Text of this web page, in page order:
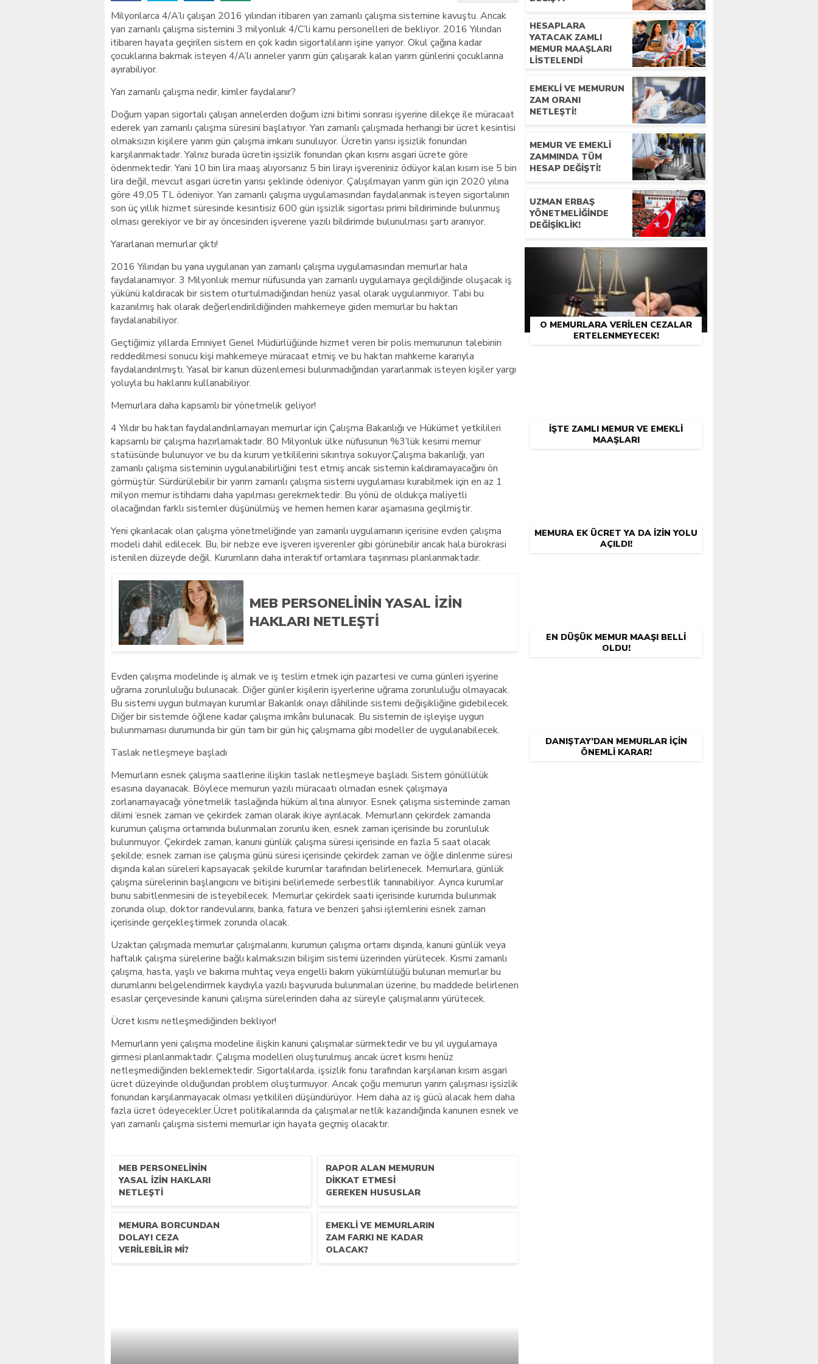
İstanbul’daki okullar için mescid talimatı
Milyonlarca 4/A’lı çalışan 2016 yılından itibaren yarı zamanlı çalışma sistemine kavuştu. Ancak
yarı zamanlı çalışma sistemini 3 milyonluk 4/C’li kamu personelleri de bekliyor. 2016 Yılından
itibaren hayata geçirilen sistem en çok kadın sigortalıların işine yarıyor. Okul çağına kadar
çocuklarına bakmak isteyen 4/A’lı anneler yarım gün çalışarak kalan yarım günlerini çocuklarına
ayırabiliyor.
Yarı zamanlı çalışma nedir, kimler faydalanır?
Doğum yapan sigortalı çalışan annelerden doğum izni bitimi sonrası işyerine dilekçe ile müracaat
ederek yarı zamanlı çalışma süresini başlatıyor. Yarı zamanlı çalışmada herhangi bir ücret kesintisi
olmaksızın kişilere yarım gün çalışma imkanı sunuluyor. Ücretin yarısı işsizlik fonundan
karşılanmaktadır. Yalnız burada ücretin işsizlik fonundan çıkan kısmı asgari ücrete göre
ödenmektedir. Yani 10 bin lira maaş alıyorsanız 5 bin lirayı işvereniniz ödüyor kalan kısım ise 5 bin
lira değil, mevcut asgari ücretin yarısı şeklinde ödeniyor. Çalışılmayan yarım gün için 2020 yılına
göre 49,05 TL ödeniyor. Yarı zamanlı çalışma uygulamasından faydalanmak isteyen sigortalının
son üç yıllık hizmet süresinde kesintisiz 600 gün işsizlik sigortası primi bildiriminde bulunmuş
olması gerekiyor ve bir ay öncesinden işverene yazılı bildirimde bulunulması şartı aranıyor.
Yararlanan memurlar çıktı!
2016 Yılından bu yana uygulanan yarı zamanlı çalışma uygulamasından memurlar hala
faydalanamıyor. 3 Milyonluk memur nüfusunda yarı zamanlı uygulamaya geçildiğinde oluşacak iş
yükünü kaldıracak bir sistem oturtulmadığından henüz yasal olarak uygulanmıyor. Tabi bu
kazanılmış hak olarak değerlendirildiğinden mahkemeye giden memurlar bu haktan
faydalanabiliyor.
Geçtiğimiz yıllarda Emniyet Genel Müdürlüğünde hizmet veren bir polis memurunun talebinin
reddedilmesi sonucu kişi mahkemeye müracaat etmiş ve bu haktan mahkeme kararıyla
faydalandırılmıştı. Yasal bir kanun düzenlemesi bulunmadığından yararlanmak isteyen kişiler yargı
yoluyla bu haklarını kullanabiliyor.
Memurlara daha kapsamlı bir yönetmelik geliyor!
4 Yıldır bu haktan faydalandırılamayan memurlar için Çalışma Bakanlığı ve Hükümet yetkilileri
kapsamlı bir çalışma hazırlamaktadır. 80 Milyonluk ülke nüfusunun %3’lük kesimi memur
statüsünde bulunuyor ve bu da kurum yetkililerini sıkıntıya sokuyor.Çalışma bakanlığı, yarı
zamanlı çalışma sisteminin uygulanabilirliğini test etmiş ancak sistemin kaldıramayacağını ön
görmüştür. Sürdürülebilir bir yarım zamanlı çalışma sistemi uygulaması kurabilmek için en az 1
milyon memur istihdamı daha yapılması gerekmektedir. Bu yönü de oldukça maliyetli
olacağından farklı sistemler düşünülmüş ve hemen hemen karar aşamasına geçilmiştir.
Yeni çıkarılacak olan çalışma yönetmeliğinde yarı zamanlı uygulamanın içerisine evden çalışma
modeli dahil edilecek. Bu, bir nebze eve işveren işverenler gibi görünebilir ancak hala bürokrasi
istenilen düzeyde değil. Kurumların daha interaktif ortamlara taşınması planlanmaktadır.
MEB PERSONELININ YASAL İZIN
HAKLARI NETLEŞTI
Evden çalışma modelinde iş almak ve iş teslim etmek için pazartesi ve cuma günleri işyerine
uğrama zorunluluğu bulunacak. Diğer günler kişilerin işyerlerine uğrama zorunluluğu olmayacak.
Bu sistemi uygun bulmayan kurumlar Bakanlık onayı dâhilinde sistemi değişikliğine gidebilecek.
Diğer bir sistemde öğlene kadar çalışma imkânı bulunacak. Bu sistemin de işleyişe uygun
bulunmaması durumunda bir gün tam bir gün hiç çalışmama gibi modeller de uygulanabilecek.
Taslak netleşmeye başladı
Memurların esnek çalışma saatlerine ilişkin taslak netleşmeye başladı. Sistem gönüllülük
esasına dayanacak. Böylece memurun yazılı müracaatı olmadan esnek çalışmaya
zorlanamayacağı yönetmelik taslağında hüküm altına alınıyor. Esnek çalışma sisteminde zaman
dilimi ‘esnek zaman ve çekirdek zaman olarak ikiye ayrılacak. Memurların çekirdek zamanda
kurumun çalışma ortamında bulunmaları zorunlu iken, esnek zaman içerisinde bu zorunluluk
bulunmuyor. Çekirdek zaman, kanuni günlük çalışma süresi içerisinde en fazla 5 saat olacak
şekilde; esnek zaman ise çalışma günü süresi içerisinde çekirdek zaman ve öğle dinlenme süresi
dışında kalan süreleri kapsayacak şekilde kurumlar tarafından belirlenecek. Memurlara, günlük
çalışma sürelerinin başlangıcını ve bitişini belirlemede serbestlik tanınabiliyor. Ayrıca kurumlar
bunu sabitlenmesini de isteyebilecek. Memurlar çekirdek saati içerisinde kurumda bulunmak
zorunda olup, doktor randevularını, banka, fatura ve benzeri şahsi işlemlerini esnek zaman
içerisinde gerçekleştirmek zorunda olacak.
Uzaktan çalışmada memurlar çalışmalarını, kurumun çalışma ortamı dışında, kanuni günlük veya
haftalık çalışma sürelerine bağlı kalmaksızın bilişim sistemi üzerinden yürütecek. Kısmi zamanlı
çalışma, hasta, yaşlı ve bakıma muhtaç veya engelli bakım yükümlülüğü bulunan memurlar bu
durumlarını belgelendirmek kaydıyla yazılı başvuruda bulunmaları üzerine, bu maddede belirlenen
esaslar çerçevesinde kanuni çalışma sürelerinden daha az süreyle çalışmalarını yürütecek.
Ücret kısmı netleşmediğinden bekliyor!
Memurların yeni çalışma modeline ilişkin kanuni çalışmalar sürmektedir ve bu yıl uygulamaya
girmesi planlanmaktadır. Çalışma modelleri oluşturulmuş ancak ücret kısmı henüz
netleşmediğinden beklemektedir. Sigortalılarda, işsizlik fonu tarafından karşılanan kısım asgari
ücret düzeyinde olduğundan problem oluşturmuyor. Ancak çoğu memurun yarım çalışması işsizlik
fonundan karşılanmayacak olması yetkilileri düşündürüyor. Hem daha az iş gücü alacak hem daha
fazla ücret ödeyecekler.Ücret politikalarında da çalışmalar netlik kazandığında kanunen esnek ve
yarı zamanlı çalışma sistemi memurlar için hayata geçmiş olacaktır.
MEB PERSONELININ
YASAL İZIN HAKLARI
NETLEŞTI
RAPOR ALAN MEMURUN
DİKKAT ETMESİ
GEREKEN HUSUSLAR
MEMURA BORCUNDAN
DOLAYI CEZA
VERILEBILIR MI?
EMEKLI VE MEMURLARIN
ZAM FARKI NE KADAR
OLACAK?
HESAPLARA
YATACAK ZAMLI
MEMUR MAAŞLARI
LISTELENDI
EMEKLI VE MEMURUN
ZAM ORANI
NETLEŞTI!
MEMUR VE EMEKLI
ZAMMINDA TÜM
HESAP DEĞIŞTI!
UZMAN ERBAŞ
YÖNETMELIĞINDE
DEĞIŞIKLIK!
O MEMURLARA VERILEN CEZALAR
ERTELENMEYECEK!
İŞTE ZAMLI MEMUR VE EMEKLI
MAAŞLARI
MEMURA EK ÜCRET YA DA İZIN YOLU
AÇILDI!
EN DÜŞÜK MEMUR MAAŞI BELLI
OLDU!
DANIŞTAY’DAN MEMURLAR İÇIN
ÖNEMLI KARAR!